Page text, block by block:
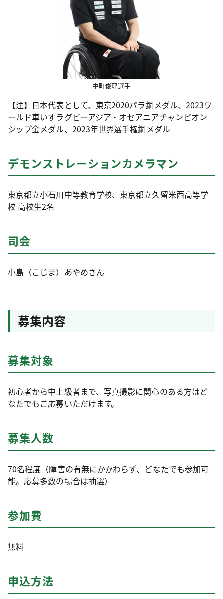
中町俊耶選手
【注】日本代表として、東京2020パラ銅メダル、2023ワ
ールド車いすラグビーアジア・オセアニアチャンピオン
シップ金メダル、2023年世界選手権銅メダル
デモンストレーションカメラマン
東京都立小石川中等教育学校、東京都立久留米西高等学
校 高校生2名
司会
小島（こじま）あやめさん
募集内容
募集対象
初心者から中上級者まで、写真撮影に関心のある方はど
なたでもご応募いただけます。
募集人数
70名程度（障害の有無にかかわらず、どなたでも参加可
能。応募多数の場合は抽選）
参加費
無料
申込方法